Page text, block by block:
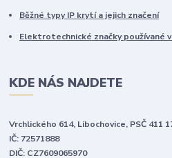
Běžné typy IP krytí a jejich značení
Elektrotechnické značky používané
KDE NÁS NAJDETE
Vrchlického 614, Libochovice, PSČ 411
IČ: 72571888
DIČ: CZ7609065970